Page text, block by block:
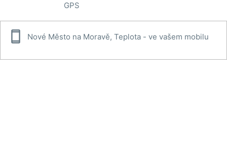
GPS
 Nové Město na Moravě, Teplota - ve vašem mobilu